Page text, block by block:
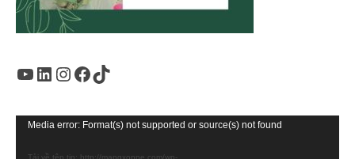
Youtube
LinkedIn
Instagram
Facebook
TikTok
Trình
Media error: Format(s) not supported or source(s) not found
Tải về tệp tin: http://mangxoppe.com/wp-